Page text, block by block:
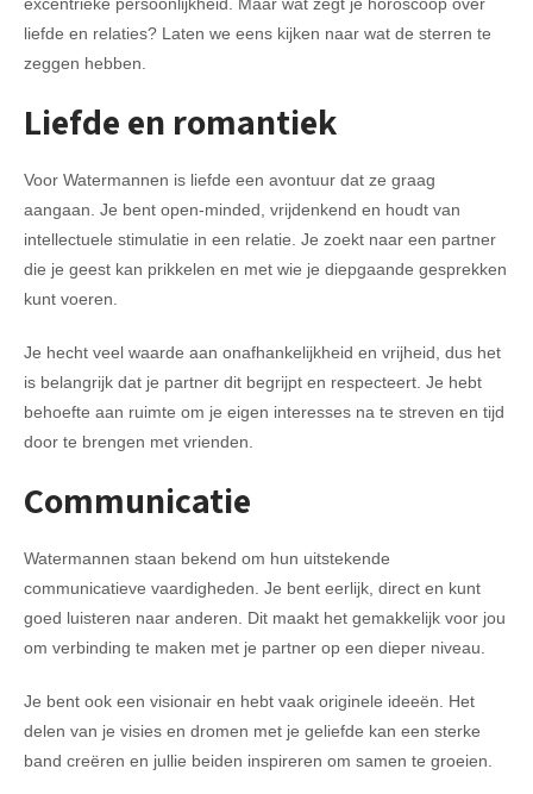
liefde en relaties? Laten we eens kijken naar wat de sterren te
zeggen hebben.
Liefde en romantiek
Voor Watermannen is liefde een avontuur dat ze graag
aangaan. Je bent open-minded, vrijdenkend en houdt van
intellectuele stimulatie in een relatie. Je zoekt naar een partner
die je geest kan prikkelen en met wie je diepgaande gesprekken
kunt voeren.
Je hecht veel waarde aan onafhankelijkheid en vrijheid, dus het
is belangrijk dat je partner dit begrijpt en respecteert. Je hebt
behoefte aan ruimte om je eigen interesses na te streven en tijd
door te brengen met vrienden.
Communicatie
Watermannen staan bekend om hun uitstekende
communicatieve vaardigheden. Je bent eerlijk, direct en kunt
goed luisteren naar anderen. Dit maakt het gemakkelijk voor jou
om verbinding te maken met je partner op een dieper niveau.
Je bent ook een visionair en hebt vaak originele ideeën. Het
delen van je visies en dromen met je geliefde kan een sterke
band creëren en jullie beiden inspireren om samen te groeien.